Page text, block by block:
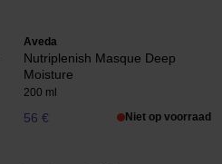
Aveda
Nutriplenish Masque Deep
Moisture
200 ml
56 € Niet op voorraad